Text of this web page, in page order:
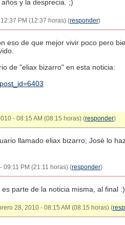
y la desprecia. ;)
PM (12:37 horas) (responder)
eso de que mejor vivir poco pero
de "eliax bizarro" en esta noticia:
- 08:15 AM (08:15 horas) (responder)
llamado eliax bizarro; Josè lo
09:11 PM (21:11 horas) (responder)
parte de la noticia misma, al final :)
28, 2010 - 08:15 AM (08:15 horas) (